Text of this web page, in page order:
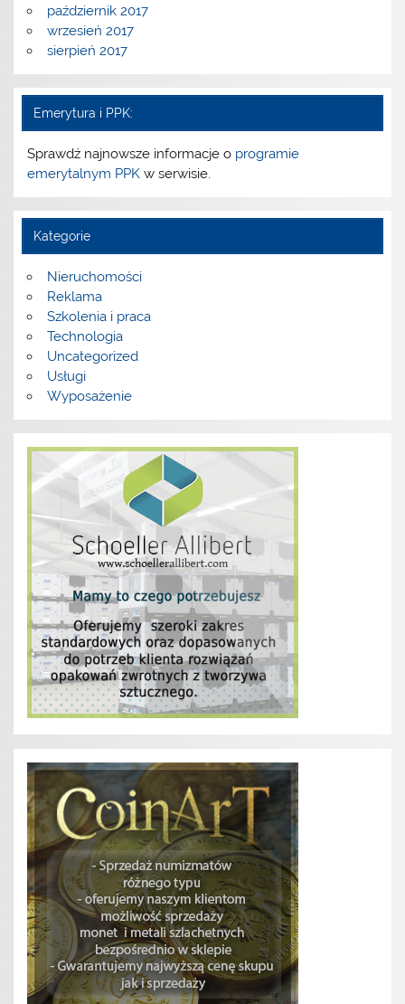
październik 2017
wrzesień 2017
sierpień 2017
Emerytura i PPK:
Sprawdź najnowsze informacje o programie
emerytalnym PPK w serwisie.
Kategorie
Nieruchomości
Reklama
Szkolenia i praca
Technologia
Uncategorized
Usługi
Wyposażenie